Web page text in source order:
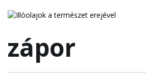
zápor